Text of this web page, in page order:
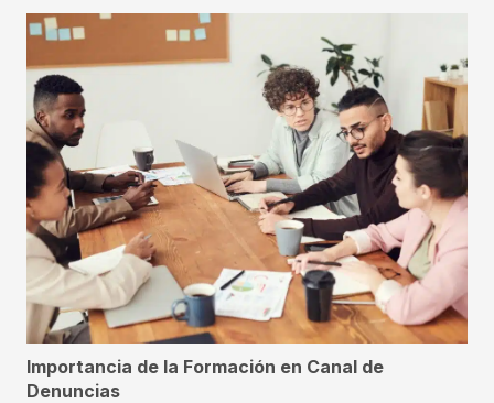
Importancia de la Formación en Canal de
Denuncias